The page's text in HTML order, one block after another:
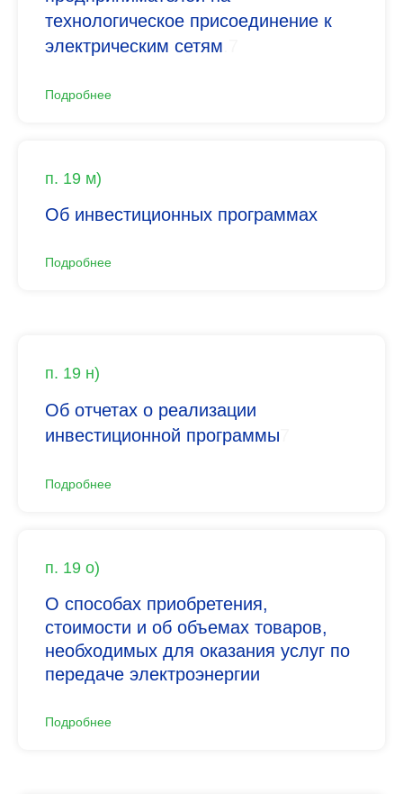
технологическое присоединение к
электрическим сетям
Подробнее
п. 19 м)
Об инвестиционных программах
Подробнее
п. 19 н)
Об отчетах о реализации
инвестиционной программы
Подробнее
п. 19 о)
О способах приобретения,
стоимости и об объемах товаров,
необходимых для оказания услуг по
передаче электроэнергии
Подробнее